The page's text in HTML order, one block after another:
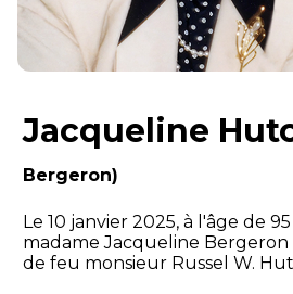
Jacqueline
Bergeron)
Le 10 janvier 2025, à l'âge de
madame Jacqueline
de feu monsieur Russel W.